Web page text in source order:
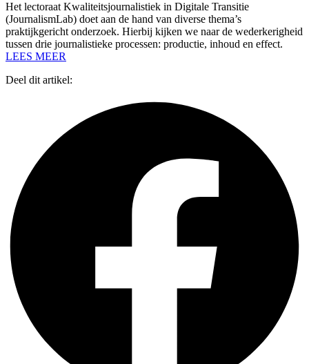
Het lectoraat Kwaliteitsjournalistiek in Digitale Transitie
(JournalismLab) doet aan de hand van diverse thema’s
praktijkgericht onderzoek. Hierbij kijken we naar de wederkerigheid
tussen drie journalistieke processen: productie, inhoud en effect.
LEES MEER
Deel dit artikel: